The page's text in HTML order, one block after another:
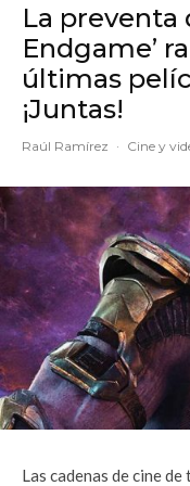
La preventa
Endgame’
últimas
¡Juntas!
Raúl Ramírez · Cine y
Las cadenas de cine